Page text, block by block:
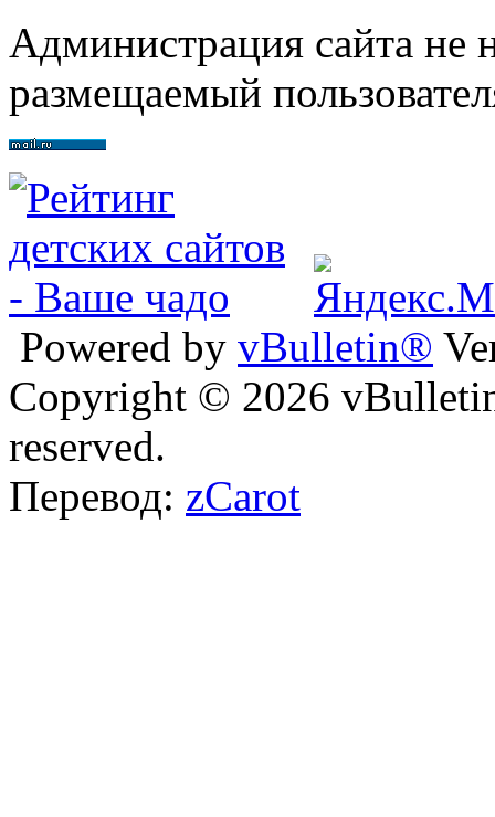
Администрация сайта не
размещаемый
Powered by vBulletin®
Copyright © 2026
reserved.
Перевод: zCarot